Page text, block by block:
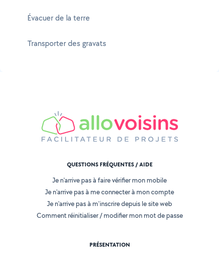
Évacuer de la terre
Transporter des gravats
QUESTIONS FRÉQUENTES / AIDE
Je n'arrive pas à faire vérifier mon mobile
Je n'arrive pas à me connecter à mon compte
Je n'arrive pas à m'inscrire depuis le site web
Comment réinitialiser / modifier mon mot de passe
PRÉSENTATION